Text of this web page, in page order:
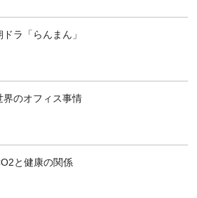
ラ「らんまん」
界のオフィス事情
と健康の関係